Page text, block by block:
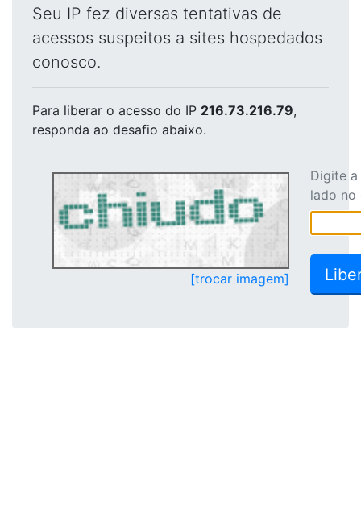
Seu IP fez diversas tentativas de
acessos suspeitos a sites hospedados
conosco.
Para liberar o acesso do IP 216.73.216.79,
responda ao desafio abaixo.
[trocar imagem]
Digite
lado no